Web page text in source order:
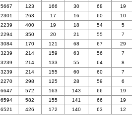
5667 123 166 30 68 19
2301 263 17 16 60 10
2239 400 19 18 54 5
2294 350 20 21 55 7
3084 170 121 68 67 29
3239 214 159 63 56 7
3239 214 133 55 64 8
3239 214 155 60 60 7
2270 298 125 28 59 6
6647 572 163 143 66 19
6594 582 155 141 66 19
6521 426 172 140 63 12